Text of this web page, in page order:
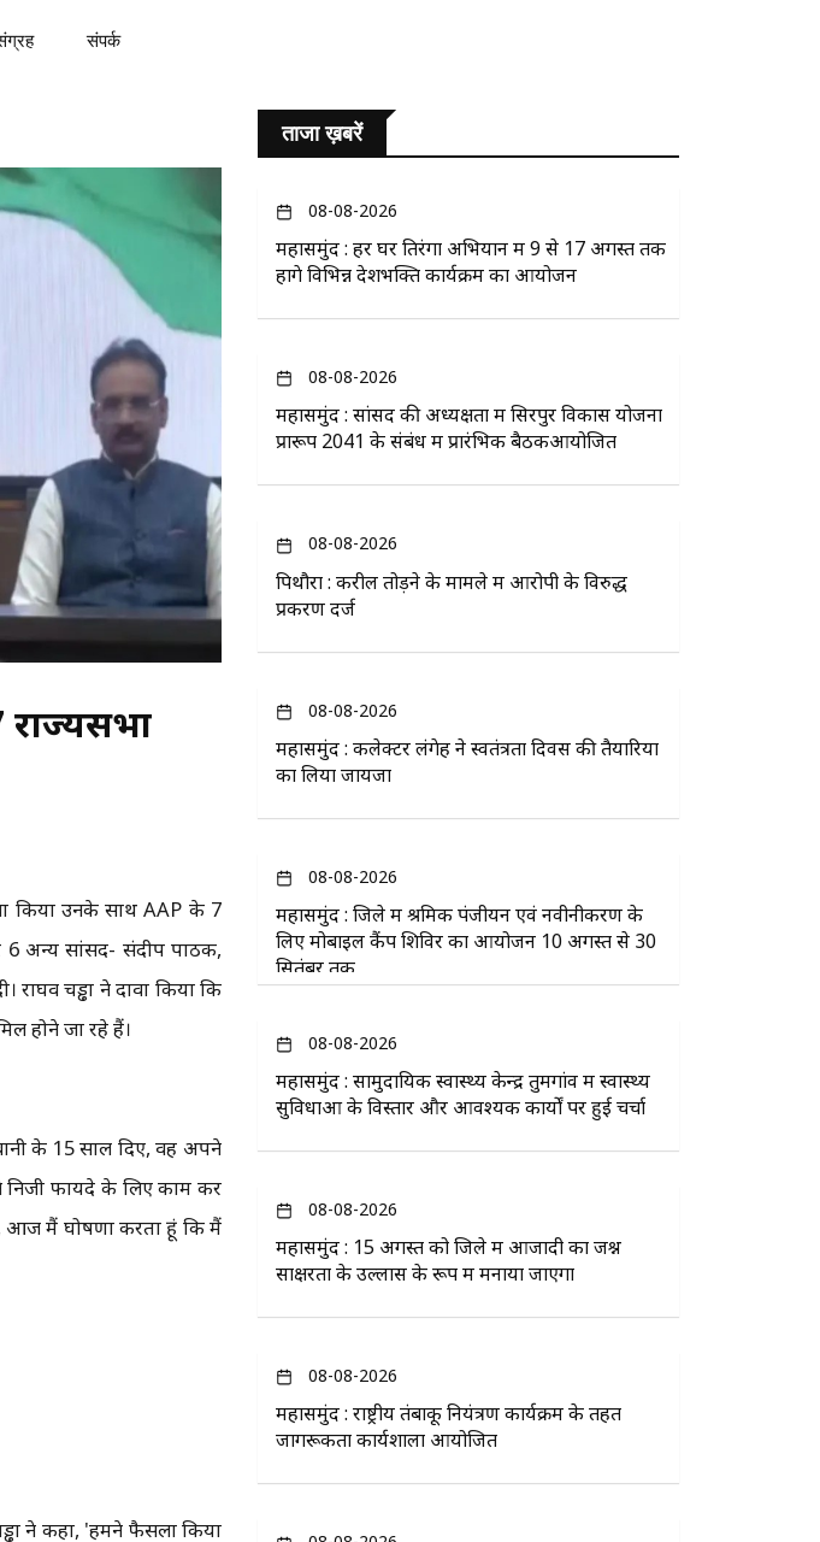
संपर्क
राज्यसभा
किया उनके साथ AAP के 7
6 अन्य सांसद- संदीप पाठक,
राघव चड्ढा ने दावा किया कि
होने जा रहे हैं।
के 15 साल दिए, वह अपने
निजी फायदे के लिए काम कर
आज मैं घोषणा करता हूं कि मैं
ने कहा, 'हमने फैसला किया
ताजा ख़बरें
08-08-2026
महासमुंद : हर घर तिरंगा अभियान में 9 से 17 अगस्त तक
होंगे विभिन्न देशभक्ति कार्यक्रम का आयोजन
08-08-2026
महासमुंद : सांसद की अध्यक्षता में सिरपुर विकास योजना
प्रारूप 2041 के संबंध में प्रारंभिक बैठकआयोजित
08-08-2026
पिथौरा : करील तोड़ने के मामले में आरोपी के विरुद्ध
प्रकरण दर्ज
08-08-2026
महासमुंद : कलेक्टर लंगेह ने स्वतंत्रता दिवस की तैयारियों
का लिया जायजा
08-08-2026
महासमुंद : जिले में श्रमिक पंजीयन एवं नवीनीकरण के
लिए मोबाइल कैंप शिविर का आयोजन 10 अगस्त से 30
सितंबर तक
08-08-2026
महासमुंद : सामुदायिक स्वास्थ्य केन्द्र तुमगांव में स्वास्थ्य
सुविधाओं के विस्तार और आवश्यक कार्यों पर हुई चर्चा
08-08-2026
महासमुंद : 15 अगस्त को जिले में आजादी का जश्न
साक्षरता के उल्लास के रूप में मनाया जाएगा
08-08-2026
महासमुंद : राष्ट्रीय तंबाकू नियंत्रण कार्यक्रम के तहत
जागरूकता कार्यशाला आयोजित